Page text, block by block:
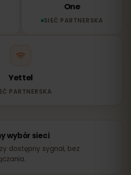
One
SIEĆ PARTNERSKA
Yettel
PARTNERSKA
wybór sieci
dostępny sygnał, bez